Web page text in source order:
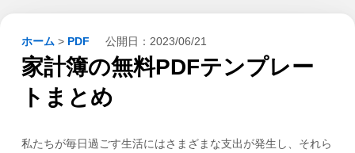
ホーム > PDF 公開日： 2023/06/21
家計簿の無料PDFテンプレー
トまとめ
私たちが毎日過ごす生活にはさまざまな支出が発生し、それら